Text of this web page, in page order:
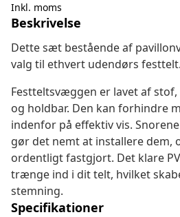
Inkl. moms
Beskrivelse
Dette sæt bestående af
valg til ethvert udendørs festtelt.
Festteltsvæggen er lavet af
og holdbar. Den kan forhindre
indenfor på effektiv vis.
gør det nemt at installere dem,
ordentligt fastgjort. Det klare
trænge ind i dit telt, hvilket
stemning.
Specifikationer